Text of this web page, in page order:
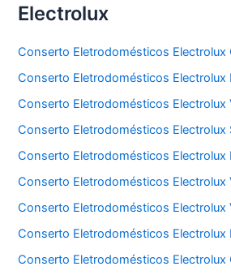
Electrolux
Conserto Eletrodomésticos Electrolux
Conserto Eletrodomésticos Electrolux
Conserto Eletrodomésticos Electrolux
Conserto Eletrodomésticos Electrolux
Conserto Eletrodomésticos Electrolux
Conserto Eletrodomésticos Electrolux
Conserto Eletrodomésticos Electrolux
Conserto Eletrodomésticos Electrolux
Conserto Eletrodomésticos Electrolux